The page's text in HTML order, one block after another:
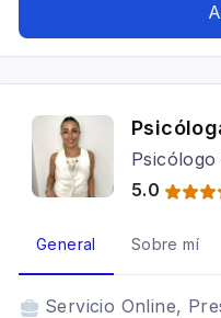
5.0
General Sobre mí
Servicio Online,